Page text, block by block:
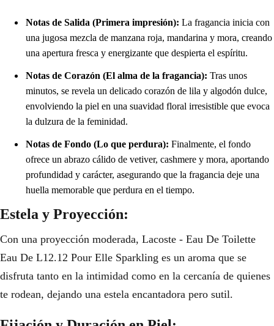
Notas de Salida (Primera impresión): La fragancia inicia con
una jugosa mezcla de manzana roja, mandarina y mora, creando
una apertura fresca y energizante que despierta el espíritu.
Notas de Corazón (El alma de la fragancia): Tras unos
minutos, se revela un delicado corazón de lila y algodón dulce,
envolviendo la piel en una suavidad floral irresistible que evoca
la dulzura de la feminidad.
Notas de Fondo (Lo que perdura): Finalmente, el fondo
ofrece un abrazo cálido de vetiver, cashmere y mora, aportando
profundidad y carácter, asegurando que la fragancia deje una
huella memorable que perdura en el tiempo.
Estela y Proyección:
Con una proyección moderada, Lacoste - Eau De Toilette
Eau De L12.12 Pour Elle Sparkling es un aroma que se
disfruta tanto en la intimidad como en la cercanía de quienes
te rodean, dejando una estela encantadora pero sutil.